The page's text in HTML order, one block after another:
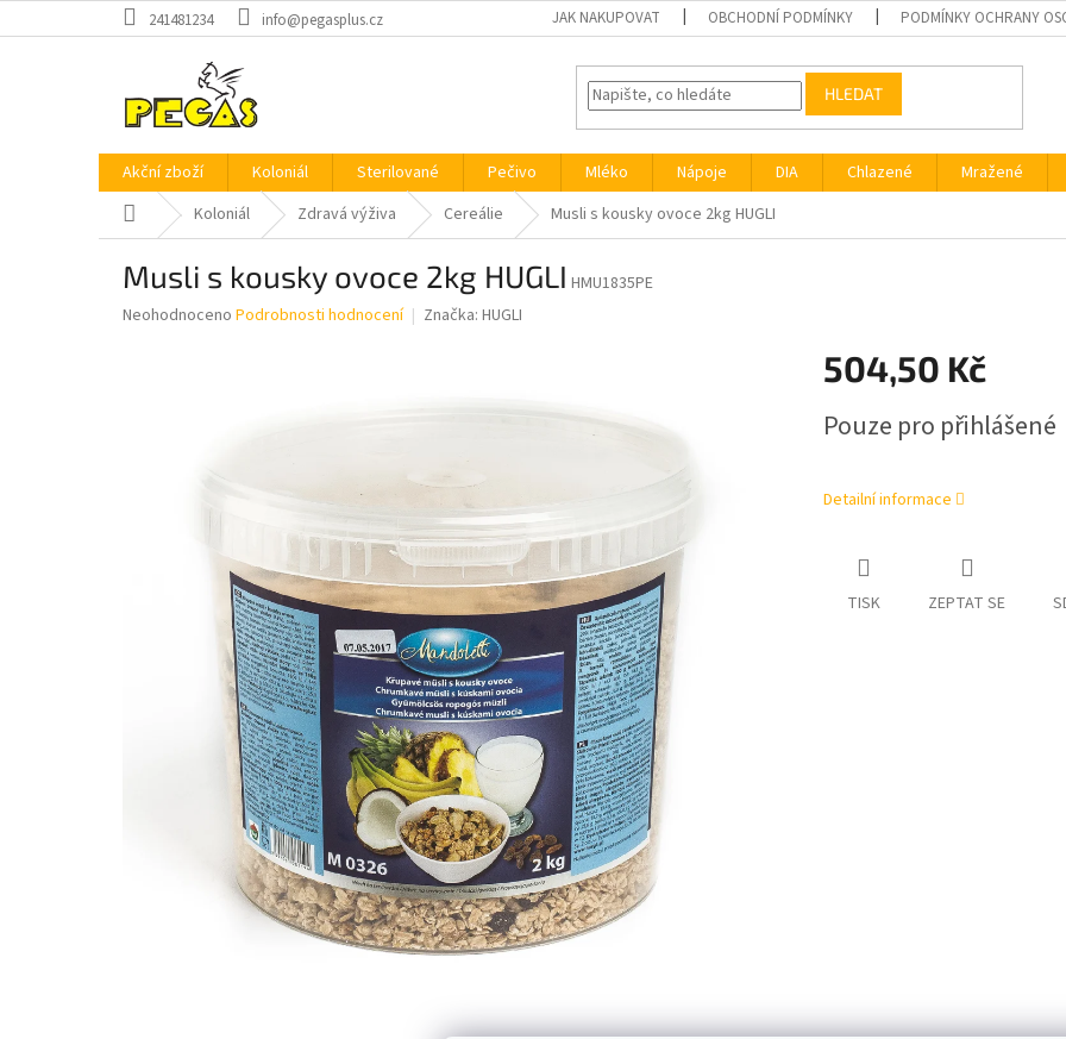
na
241481234 info@pegasplus.cz JAK NAKUPOVAT OBCHODNÍ PODMÍNKY PODMÍNKY OCHRANY
HLEDAT
Akční zboží Koloniál Sterilované Pečivo Mléko Nápoje DIA Chlazené Mražené
Domů Koloniál Zdravá výživa Cereálie Musli s kousky ovoce 2kg HUGLI
Musli s kousky ovoce 2kg HUGLI HMU1835PE
Průměrné
Neohodnoceno Podrobnosti hodnocení Značka: HUGLI
504,50 Kč
cena:
Pouze pro přihlášené
Detailní informace
TISK ZEPTAT SE